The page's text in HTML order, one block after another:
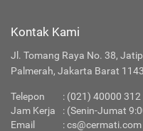
Kontak Kami
Jl. Tomang Raya No. 38,
Palmerah, Jakarta Barat
Telepon : (021) 40000 312
Jam Kerja
: (Senin-Jumat
Email
:cs@cermati.com